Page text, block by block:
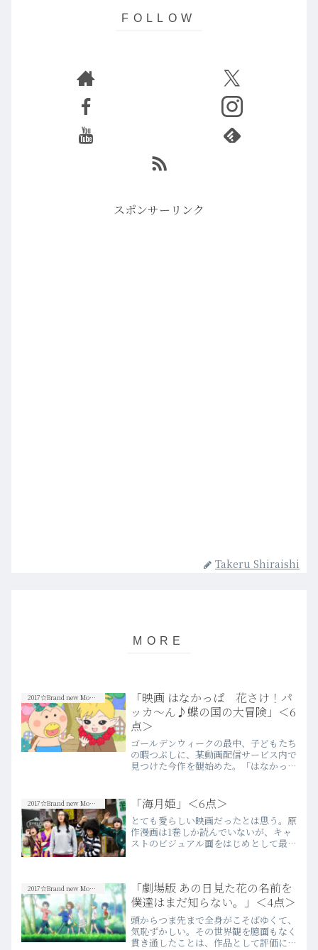
スポンサーリンク
Takeru Shiraishi
2017☆Brand new Movies
「映画 はなかっぱ 花さけ！パ
ッカ～ん♪蝶の国の大冒険」＜6
点＞
ゴールデンウィークの最中、子どもたち
の暇つぶしに、某動画配信サービス内で
見つけた今作を観始めた。「はなかっ
ニメ番組ではなかろうか。因みにウチで
は、この番組が終わるタイミ…more
2017☆Brand new Movies 「海月姫」＜6点＞
とても愛らしい映画だったとは思う。原
作漫画は1巻しか読んでいないが、キャ
ストのビジュアル面をはじめとして最大
この映画は青春映画として…more
2017☆Brand new Movies
「劇場版 あの日見た花の名前を
僕達はまだ知らない。」＜4点＞
頭からつま先まで全身がこそばゆくて、
気恥ずかしい。その世界観を臆面もなく
貫き通したことは、作品として評価に値